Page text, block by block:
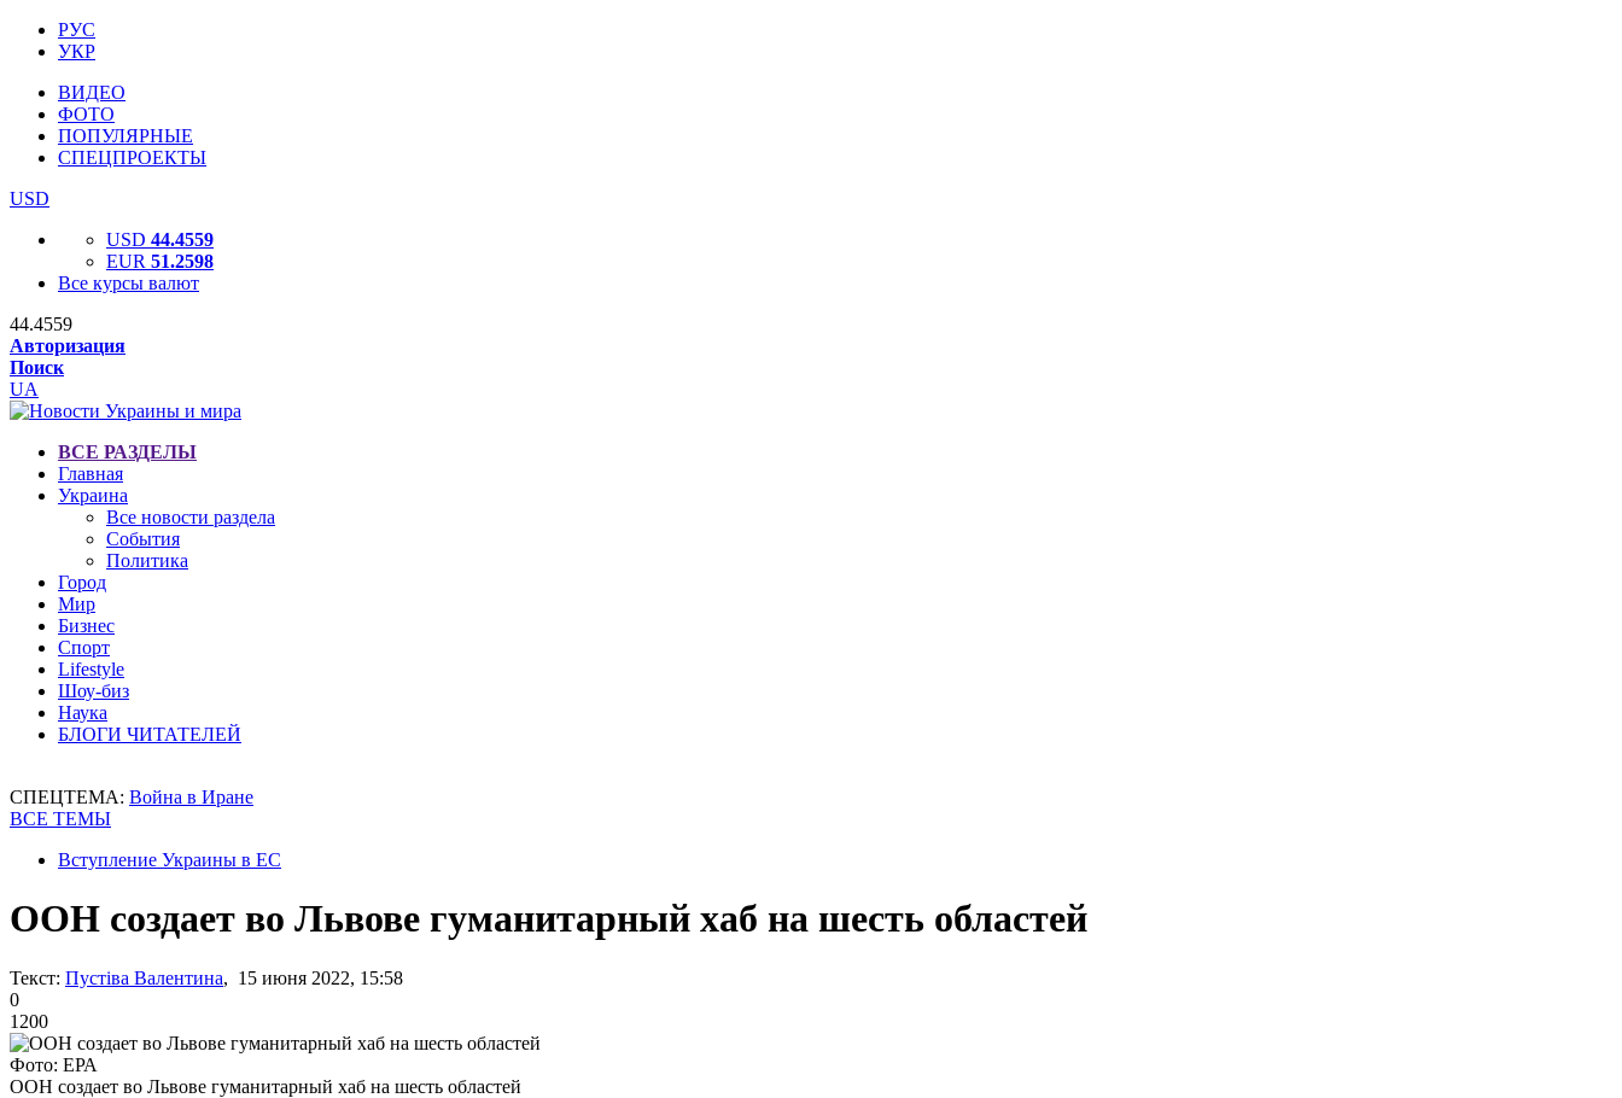
РУС
УКР
ВИДЕО
ФОТО
ПОПУЛЯРНЫЕ
СПЕЦПРОЕКТЫ
USD
USD 44.4559
EUR 51.2598
Все курсы валют
44.4559
Авторизация
Поиск
UA
ВСЕ РАЗДЕЛЫ
Главная
Украина
Все новости раздела
События
Политика
Город
Мир
Бизнес
Спорт
Lifestyle
Шоу-биз
Наука
БЛОГИ ЧИТАТЕЛЕЙ
СПЕЦТЕМА: Война в Иране
ВСЕ ТЕМЫ
Вступление Украины в ЕС
ООН создает во Львове гуманитарный хаб на шесть областей
Текст: Пустіва Валентина, 15 июня 2022, 15:58
0
1200
Фото: ЕРА
ООН создает во Львове гуманитарный хаб на шесть областей